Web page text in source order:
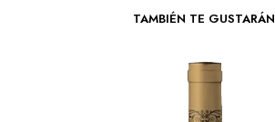
TAMBIÉN TE GUSTARÁN